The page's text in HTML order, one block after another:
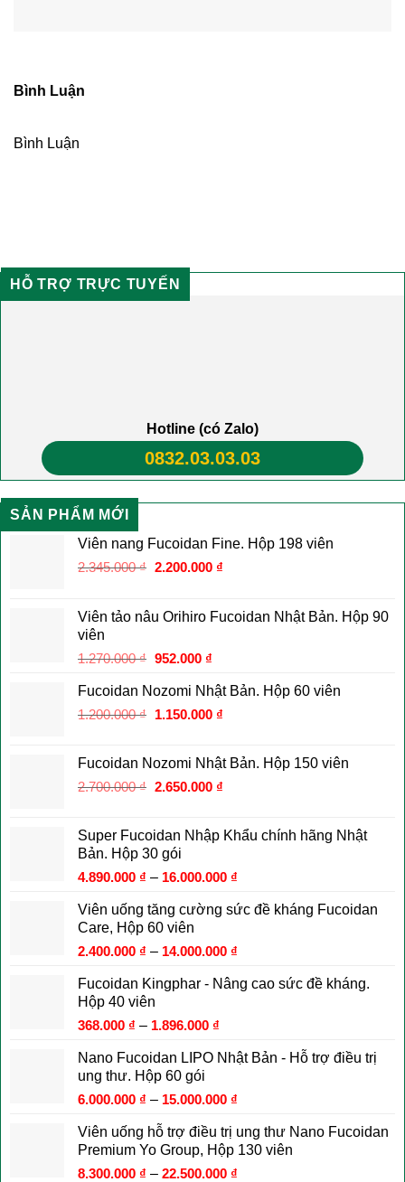
HỖ TRỢ TRỰC TUYẾN
Hotline (có Zalo)
0832.03.03.03
SẢN PHẨM MỚI
Viên nang Fucoidan Fine. Hộp 198 viên
2.345.000₫ Giá
2.345.000 ₫.
2.200.000 ₫Giá
là:
Viên tảo nâu Orihiro Fucoidan Nhật Bản. Hộp 90
viên
1.270.000₫ Giá
là:
1.270.000 ₫.
952.000 ₫Giá
tại
là:
Fucoidan Nozomi Nhật Bản. Hộp 60 viên
1.200.000₫ Giá
1.200.000 ₫.
1.150.000 ₫Giá
là:
1.150.000 ₫.
Fucoidan Nozomi Nhật Bản. Hộp 150 viên
2.700.000₫ Giá
2.700.000 ₫.
2.650.000 ₫Giá
là:
Super Fucoidan Nhập Khẩu chính hãng Nhật
Bản. Hộp 30 gói
4.890.000 ₫ – 16.000.000 ₫
Viên uống tăng cường sức đề kháng Fucoidan
Care, Hộp 60 viên
2.400.000 ₫ – 14.000.000 ₫
Fucoidan Kingphar - Nâng cao sức đề kháng.
Hộp 40 viên
368.000 ₫ – 1.896.000 ₫
Nano Fucoidan LIPO Nhật Bản - Hỗ trợ điều trị
ung thư. Hộp 60 gói
6.000.000 ₫ – 15.000.000 ₫
Viên uống hỗ trợ điều trị ung thư Nano Fucoidan
Premium Yo Group, Hộp 130 viên
8.300.000 ₫ – 22.500.000 ₫
Bình Luận
Bình Luận